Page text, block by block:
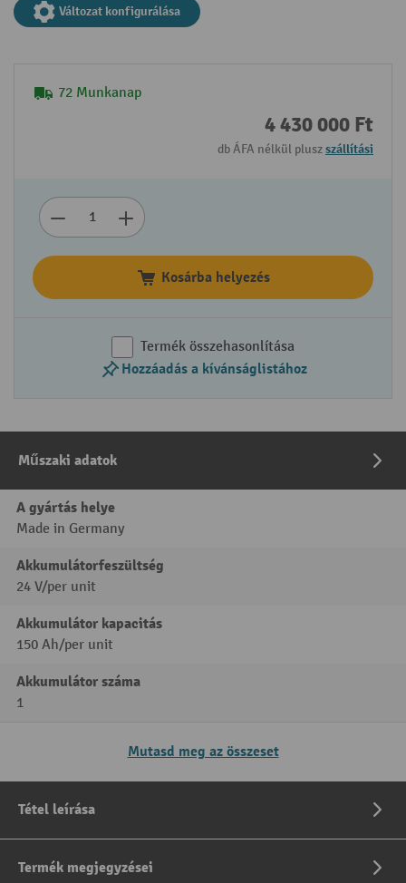
Változat konfigurálása
72 Munkanap
4 430 000 Ft
db ÁFA nélkül pluszszállítási
Kosárba helyezés
Termék összehasonlítása
Hozzáadás a kívánságlistához
Műszaki adatok
A gyártás helye
Made in Germany
Akkumulátorfeszültség
24 V/per unit
Akkumulátor kapacitás
150 Ah/per unit
Akkumulátor száma
1
Mutasd meg az összeset
Tétel leírása
Termék megjegyzései